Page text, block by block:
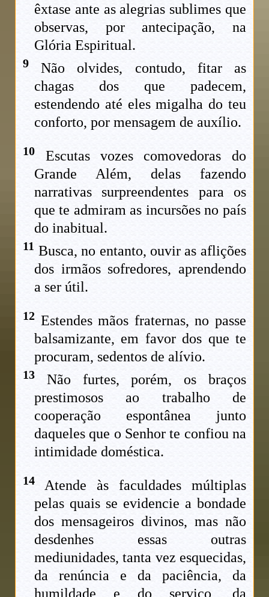
êxtase ante as alegrias sublimes que
observas, por antecipação, na
Glória Espiritual.
9 Não olvides, contudo, fitar as
chagas dos que padecem,
estendendo até eles migalha do teu
conforto, por mensagem de auxílio.
10 Escutas vozes comovedoras do
Grande Além, delas fazendo
narrativas surpreendentes para os
que te admiram as incursões no país
do inabitual.
11 Busca, no entanto, ouvir as aflições
dos irmãos sofredores, aprendendo
a ser útil.
12 Estendes mãos fraternas, no passe
balsamizante, em favor dos que te
procuram, sedentos de alívio.
13 Não furtes, porém, os braços
prestimosos ao trabalho de
cooperação espontânea junto
daqueles que o Senhor te confiou na
intimidade doméstica.
14 Atende às faculdades múltiplas
pelas quais se evidencie a bondade
dos mensageiros divinos, mas não
desdenhes essas outras
mediunidades, tanta vez esquecidas,
da renúncia e da paciência, da
humildade e do serviço, da